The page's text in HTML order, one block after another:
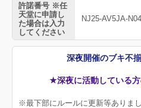
許諾番号 ※任
天堂に申請し
た場合は入力
してください
NJ25-AV5JA-
深夜開催のブキ不
★深夜に活動している
※最下部にルールに更新等ありま